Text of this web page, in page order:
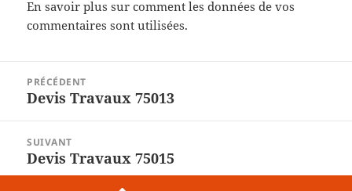
En savoir plus sur comment les données de vos
commentaires sont utilisées.
l’article
PRÉCÉDENT
Article
Devis Travaux 75013
SUIVANT
Article
suivant :
Devis Travaux 75015